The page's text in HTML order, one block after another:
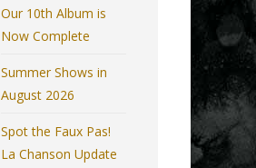
Our 10th Album is
Now Complete
Summer Shows in
August 2026
Spot the Faux Pas!
La Chanson Update